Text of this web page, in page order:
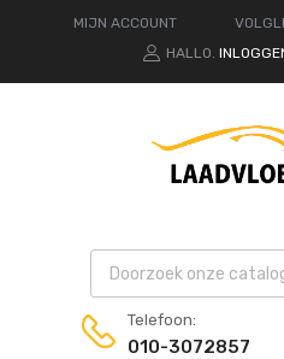
MIJN ACCOUNT
HALLO.
Products search
Telefoon:
010-3072857